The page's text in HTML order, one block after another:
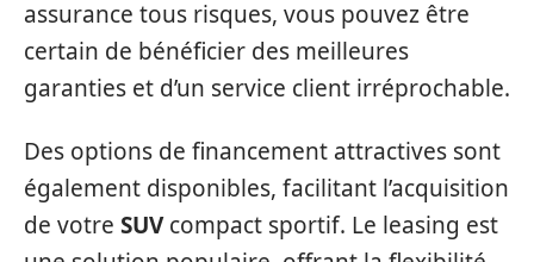
assurance tous risques, vous pouvez être
certain de bénéficier des meilleures
garanties et d’un service client irréprochable.
Des options de financement attractives sont
également disponibles, facilitant l’acquisition
de votre SUVcompact sportif. Le leasing est